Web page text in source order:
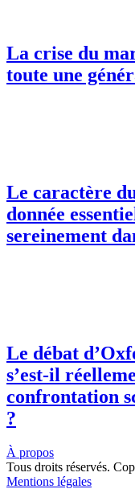
La crise du
toute une
Le caractère
donnée
sereinement
Le débat
s’est-il
confrontation
?
À propos
Tous droits réservés.
Mentions légales